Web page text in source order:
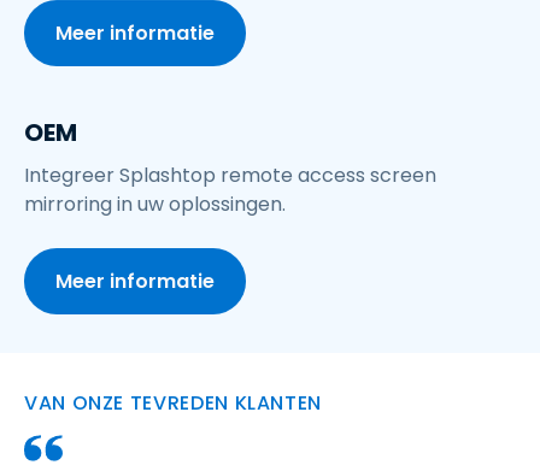
Meer informatie
OEM
Integreer Splashtop remote access screen
mirroring in uw oplossingen.
Meer informatie
VAN ONZE TEVREDEN KLANTEN